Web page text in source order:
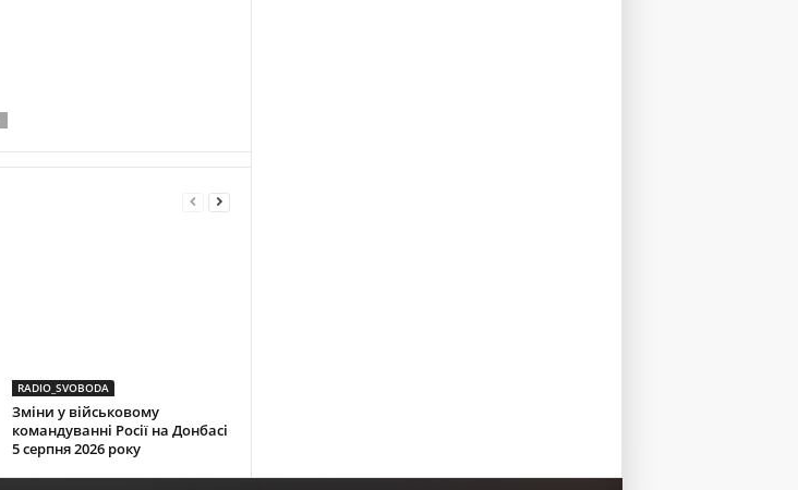
RADIO_SVOBODA
Зміни у військовому
командуванні Росії на Донбасі
5 серпня 2026 року